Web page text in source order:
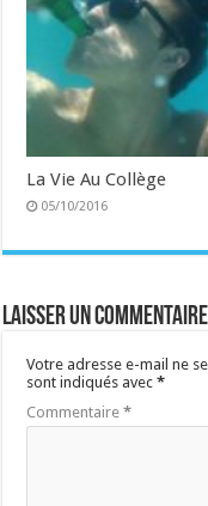
La Vie Au Collège
05/10/2016
Laisser un commentaire
Votre adresse e-mail ne
sont indiqués avec*
Commentaire*